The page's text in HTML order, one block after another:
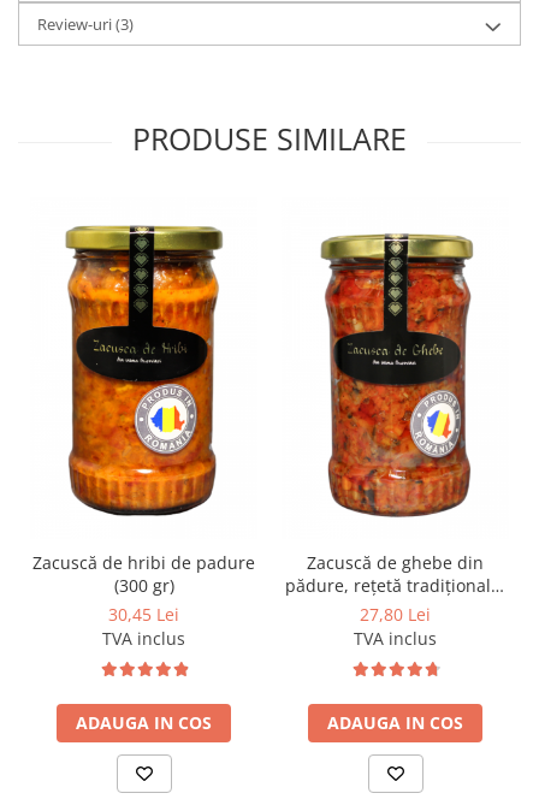
Review-uri(3)
PRODUSE SIMILARE
Zacuscă de hribi de padure
(300 gr)
30,45 Lei
TVA inclus
ADAUGA IN COS
Zacuscă de ghebe din
pădure, rețetă tradițională,
(300 gr)
27,80 Lei
TVA inclus
ADAUGA IN COS